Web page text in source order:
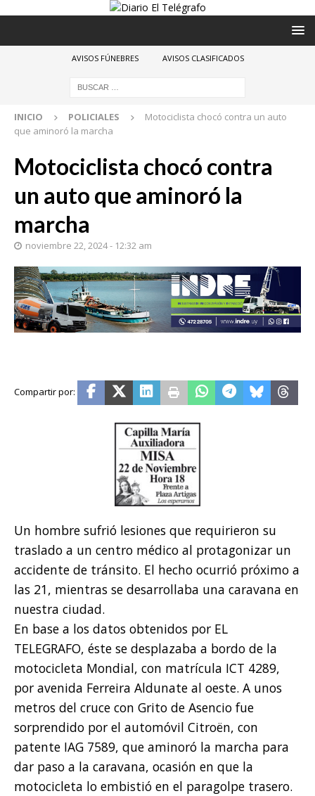
AVISOS FÚNEBRES AVISOS CLASIFICADOS
INICIO POLICIALES
Motociclista chocó contra un auto
que aminoró la marcha
Motociclista chocó contra
un auto que aminoró la
marcha
noviembre 22, 2024 - 12:32 am
Un hombre sufrió lesiones que requirieron su
traslado a un centro médico al protagonizar un
accidente de tránsito. El hecho ocurrió próximo a
las 21, mientras se desarrollaba una caravana en
nuestra ciudad.
En base a los datos obtenidos por EL
TELEGRAFO, éste se desplazaba a bordo de la
motocicleta Mondial, con matrícula ICT 4289,
por avenida Ferreira Aldunate al oeste. A unos
metros del cruce con Grito de Asencio fue
sorprendido por el automóvil Citroën, con
patente IAG 7589, que aminoró la marcha para
dar paso a la caravana, ocasión en que la
motocicleta lo embistió en el paragolpe trasero.